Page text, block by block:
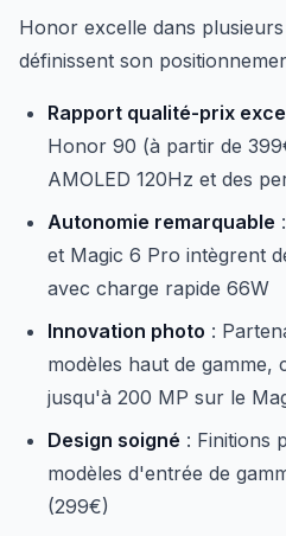
Honor excelle dans
définissent son
Rapport qualité-prix
Honor 90 (à partir de
AMOLED 120Hz et des
Autonomie remarquable
et Magic 6 Pro intègrent
avec charge rapide 66W
Innovation photo :
modèles haut de gamme,
jusqu'à 200 MP sur le
Design soigné : Finitions
modèles d'entrée de
(299€)